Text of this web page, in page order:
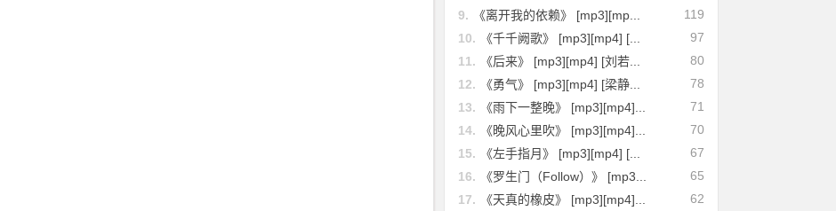
119
9.
《离开我的依赖》 [mp3][mp...
97
10.
《千千阙歌》 [mp3][mp4] [...
80
11.
《后来》 [mp3][mp4] [刘若...
78
12.
《勇气》 [mp3][mp4] [梁静...
71
13.
《雨下一整晚》 [mp3][mp4]...
70
14.
《晚风心里吹》 [mp3][mp4]...
67
15.
《左手指月》 [mp3][mp4] [...
65
16.
《罗生门（Follow）》 [mp3...
62
17.
《天真的橡皮》 [mp3][mp4]...